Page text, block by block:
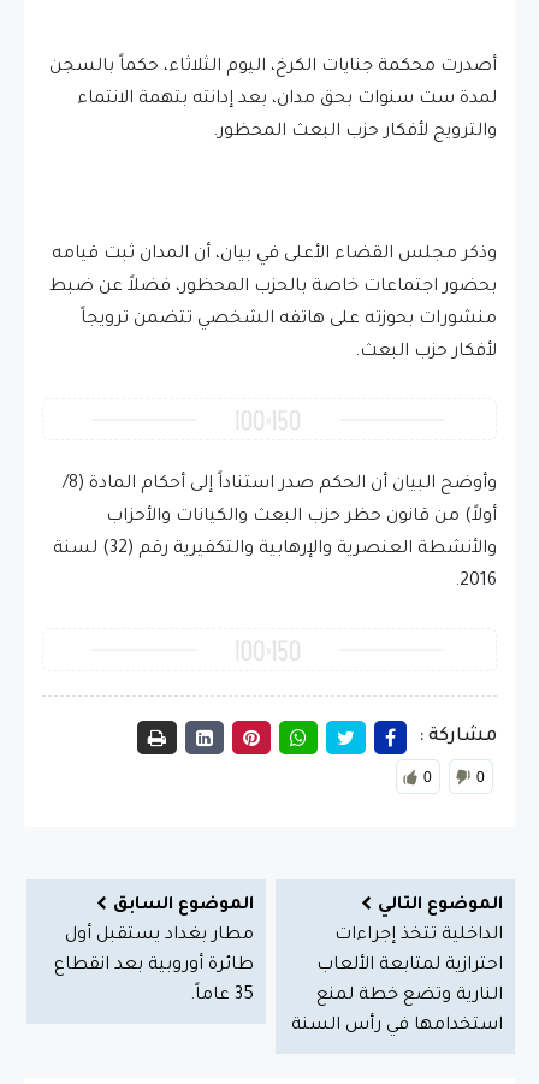
أصدرت محكمة جنايات الكرخ، اليوم الثلاثاء، حكماً بالسجن
لمدة ست سنوات بحق مدان، بعد إدانته بتهمة الانتماء
والترويج لأفكار حزب البعث المحظور.
وذكر مجلس القضاء الأعلى في بيان، أن المدان ثبت قيامه
بحضور اجتماعات خاصة بالحزب المحظور، فضلاً عن ضبط
منشورات بحوزته على هاتفه الشخصي تتضمن ترويجاً
لأفكار حزب البعث.
وأوضح البيان أن الحكم صدر استناداً إلى أحكام المادة (8/
أولاً) من قانون حظر حزب البعث والكيانات والأحزاب
والأنشطة العنصرية والإرهابية والتكفيرية رقم (32) لسنة
2016.
مشاركة :
0 0
الموضوع التالي
الداخلية تتخذ إجراءات
احترازية لمتابعة الألعاب
النارية وتضع خطة لمنع
استخدامها في رأس السنة
الموضوع السابق
مطار بغداد يستقبل أول
طائرة أوروبية بعد انقطاع
35 عاماً.